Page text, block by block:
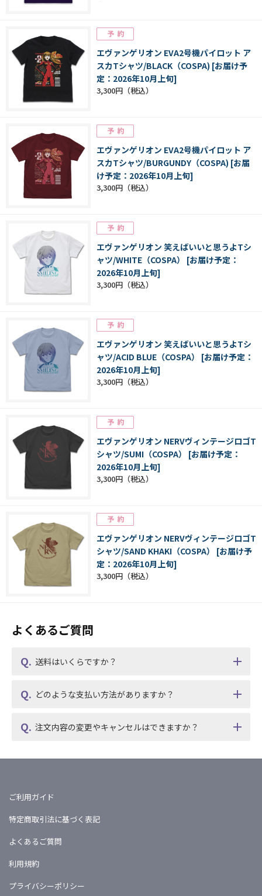
エヴァンゲリオン EVA2号機パイロット ア
スカTシャツ/BLACK（COSPA) [お届け予
定：2026年10月上旬]
3,300円
エヴァンゲリオン EVA2号機パイロット ア
スカTシャツ/BURGUNDY（COSPA) [お届
け予定：2026年10月上旬]
3,300円
エヴァンゲリオン 笑えばいいと思うよTシ
ャツ/WHITE（COSPA） [お届け予定：
2026年10月上旬]
3,300円
エヴァンゲリオン 笑えばいいと思うよTシ
ャツ/ACID BLUE（COSPA） [お届け予定：
2026年10月上旬]
3,300円
エヴァンゲリオン NERVヴィンテージロゴT
シャツ/SUMI（COSPA） [お届け予定：
2026年10月上旬]
3,300円
エヴァンゲリオン NERVヴィンテージロゴT
シャツ/SAND KHAKI（COSPA） [お届け予
定：2026年10月上旬]
3,300円
よくあるご質問
送料はいくらですか？
どのような支払い方法がありますか？
注文内容の変更やキャンセルはできますか？
ご利用ガイド
特定商取引法に基づく表記
よくあるご質問
利用規約
プライバシーポリシー